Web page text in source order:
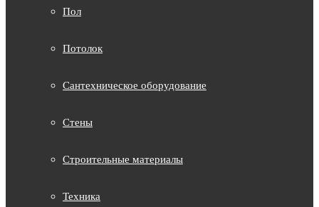
Пол
Потолок
Сантехническое оборудование
Стены
Строительные материалы
Техника